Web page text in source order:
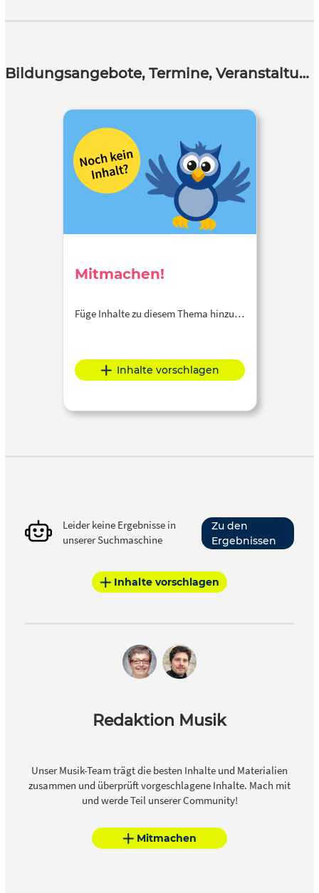
Bildungsangebote, Termine, Veranstaltungen
Mitmachen!
Füge Inhalte zu diesem Thema hinzu…
Inhalte vorschlagen
Leider keine Ergebnisse in
unserer Suchmaschine
Zu den
Ergebnissen
Inhalte vorschlagen
Redaktion Musik
Unser Musik-Team trägt die besten Inhalte und Materialien
zusammen und überprüft vorgeschlagene Inhalte. Mach mit
und werde Teil unserer Community!
Mitmachen